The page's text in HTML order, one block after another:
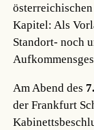
Kapitel: Als
Standort- noch
Am Abend des
der Frankfurt